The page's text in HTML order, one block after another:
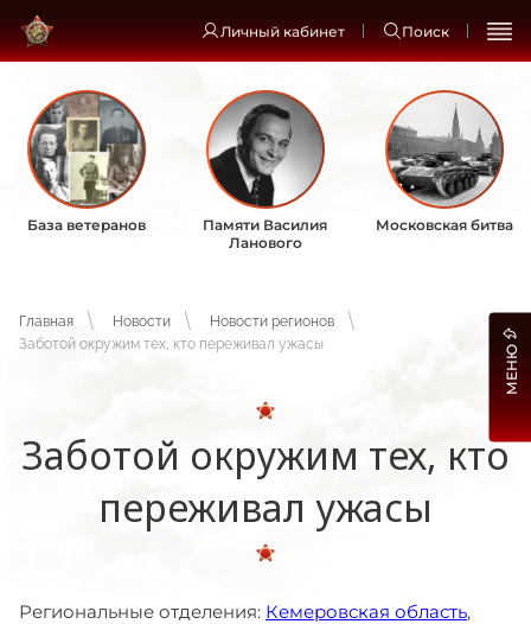
Личный кабинет Поиск
База ветеранов
Памяти Василия
Ланового
Московская битва
Главная Новости
Новости регионов
Заботой окружим тех, кто переживал ужасы
Заботой окружим тех, кто
переживал ужасы
Региональные отделения: Кемеровская область,
МЕНЮ